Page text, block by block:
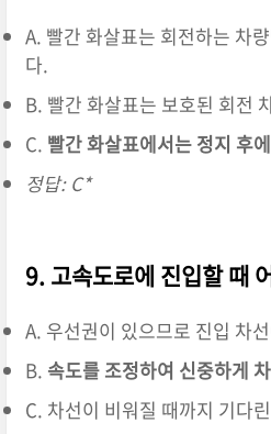
A. 빨간 화살표는 회전하는 차
다.
B. 빨간 화살표는 보호된 회전
C. 빨간 화살표에서는 정지 후
정답: C*
9. 고속도로에 진입할 때
A. 우선권이 있으므로 진입 차
B. 속도를 조정하여 신중하게
C. 차선이 비워질 때까지 기다